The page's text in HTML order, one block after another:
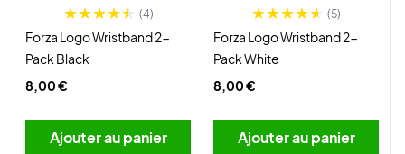
(4)
Forza Logo Wristband 2-
Pack Black
8,00 €
Ajouter au panier
(5)
Forza Logo Wristband 2-
Pack White
8,00 €
Ajouter au panier